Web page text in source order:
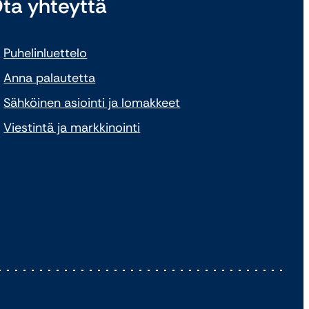
yhteyttä
Puhelinluettelo
Anna palautetta
Sähköinen asiointi ja lomakkeet
Viestintä ja markkinointi